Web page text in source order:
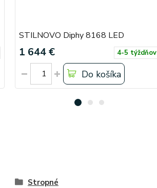
STILNOVO Diphy 8168 LED
1 644 € 4-5 týždňov
Do košíka
Stropné